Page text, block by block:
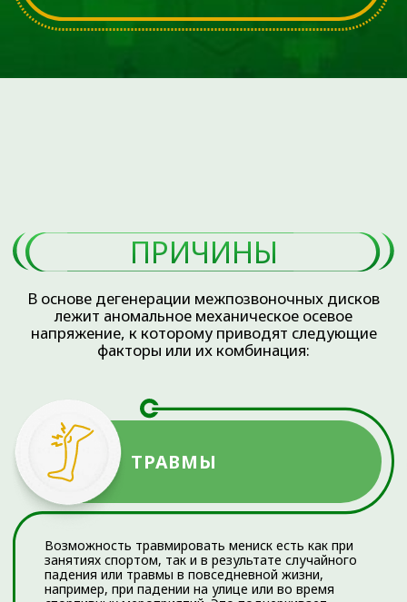
Тест на приседания
если во время приседания пациент чувствует боль